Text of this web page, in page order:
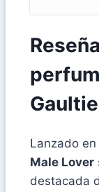
Lanzado
Male Lover
destacada